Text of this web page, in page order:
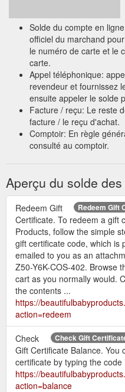
Solde du compte en
officiel du marchand
le numéro de carte et le
carte.
Appel téléphonique:
revendeur et fournissez
ensuite appeler le solde
Facture / reçu: Le reste
facture / le reçu d'achat.
Comptoir: En règle
consulté au comptoir.
Aperçu du solde
Redeem Gift
Redeem Gift
Certificate. To redeem a gift
Products, follow the simple
gift certificate code, which is
emailed to you as an
Z50-Y6K-COS-402. Browse
cart as you normally would.
the contents ...
https://
action=redeem
Check Gift
Check
Gift Certificate Balance. You
certificate by typing the code
https://
action=balance